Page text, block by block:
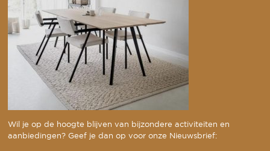
Wil je op de hoogte blijven van bijzondere activiteiten en
aanbiedingen? Geef je dan op voor onze Nieuwsbrief: